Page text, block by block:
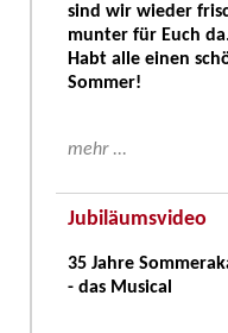
sind wir wieder
munter für Euch
Habt alle einen
Sommer!
mehr ...
Jubiläumsvideo
35 Jahre
- das Musical